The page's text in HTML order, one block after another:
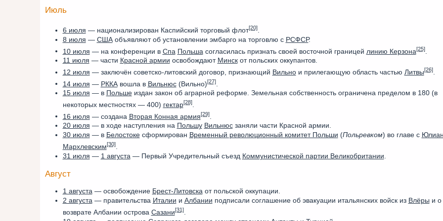
Июль
6 июля — национализирован Каспийский торговый флот[20].
8 июля — СШАобъявляют об установлении эмбарго на торговлю с РСФСР.
10 июля — на конференции в Спа Польша согласилась признать своей восточной границей линию Керзона[25].
11 июля — части Красной армии освобождают Минскот польских оккупантов.
12 июля — заключён советско-литовский договор, признающий Вильнои прилегающую область частью Литвы[26].
14 июля — РККАвошла в Вильнюс(Вильно)[27].
15 июля — в Польшеиздан закон об аграрной реформе. Земельная собственность ограничена пределом в 180 (в
некоторых местностях — 400) гектар[28].
16 июля — создана Вторая Конная армия[29].
20 июля — в ходе наступления на Польшу Вильнюсзаняли части Красной армии.
30 июля — в Белостокесформирован Временный революционный комитет Польши (Польревком) во главе с
Мархлевским[30].
31 июля — 1 августа — Первый Учредительный съезд Коммунистической партии Великобритании
Август
1 августа— освобождение Брест-Литовскаот польской оккупации.
2 августа— правительства Италии и Албании подписали соглашение об эвакуации итальянских войск из Влёры и о
возврате Албании острова Сазани[31].